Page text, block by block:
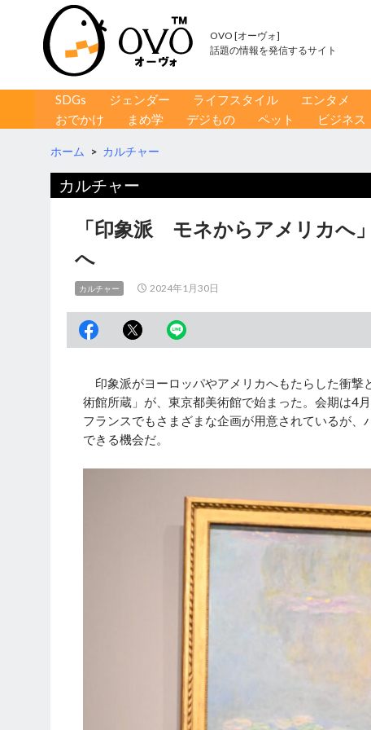
OVO [オーヴォ]
話題の情報を発信するサイト
コンテンツへ移動
SDGs ジェンダー ライフスタイル エンタメ
おでかけ
まめ学 デジもの ペット ビジネス
ホーム > カルチャー
カルチャー
「印象派 モネからアメリカへ
へ
カルチャー 2024年1月30日
印象派がヨーロッパやアメリカへもたらした衝
術館所蔵」が、東京都美術館で始まった。会期は4
フランスでもさまざまな企画が用意されているが
できる機会だ。